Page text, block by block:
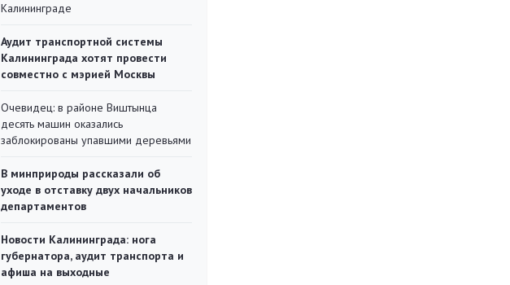
Калининграде
Аудит транспортной системы
Калининграда хотят провести
совместно с мэрией Москвы
Очевидец: в районе Виштынца
десять машин оказались
заблокированы упавшими деревьями
В минприроды рассказали об
уходе в отставку двух начальников
департаментов
Новости Калининграда: нога
губернатора, аудит транспорта и
афиша на выходные